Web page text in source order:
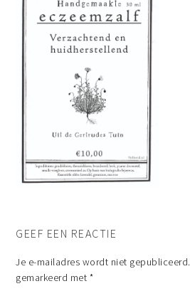
GEEF EEN REACTIE
Je e-mailadres wordt niet gepubliceerd.
gemarkeerd met *